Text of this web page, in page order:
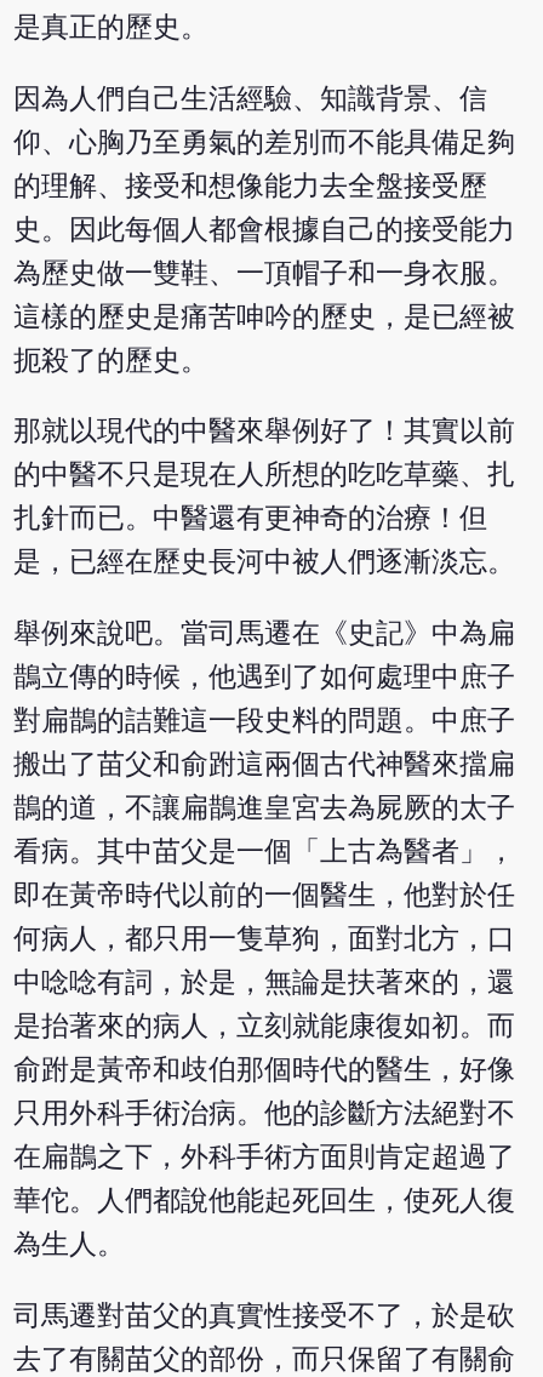
是真正的歷史。
因為人們自己生活經驗、知識背景、信
仰、心胸乃至勇氣的差別而不能具備足夠
的理解、接受和想像能力去全盤接受歷
史。因此每個人都會根據自己的接受能力
為歷史做一雙鞋、一頂帽子和一身衣服。
這樣的歷史是痛苦呻吟的歷史，是已經被
扼殺了的歷史。
那就以現代的中醫來舉例好了！其實以前
的中醫不只是現在人所想的吃吃草藥、扎
扎針而已。中醫還有更神奇的治療！但
是，已經在歷史長河中被人們逐漸淡忘。
舉例來說吧。當司馬遷在《史記》中為扁
鵲立傳的時候，他遇到了如何處理中庶子
對扁鵲的詰難這一段史料的問題。中庶子
搬出了苗父和俞跗這兩個古代神醫來擋扁
鵲的道，不讓扁鵲進皇宮去為屍厥的太子
看病。其中苗父是一個「上古為醫者」，
即在黃帝時代以前的一個醫生，他對於任
何病人，都只用一隻草狗，面對北方，口
中唸唸有詞，於是，無論是扶著來的，還
是抬著來的病人，立刻就能康復如初。而
俞跗是黃帝和歧伯那個時代的醫生，好像
只用外科手術治病。他的診斷方法絕對不
在扁鵲之下，外科手術方面則肯定超過了
華佗。人們都說他能起死回生，使死人復
為生人。
司馬遷對苗父的真實性接受不了，於是砍
去了有關苗父的部份，而只保留了有關俞